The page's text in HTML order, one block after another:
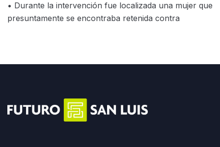
• Durante la intervención fue localizada una mujer que
presuntamente se encontraba retenida contra